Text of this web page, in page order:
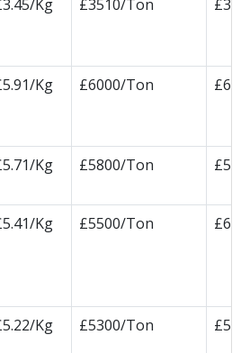
Kg £3510/Ton
Kg £6000/Ton
Kg £5800/Ton
Kg £5500/Ton
Kg £5300/Ton